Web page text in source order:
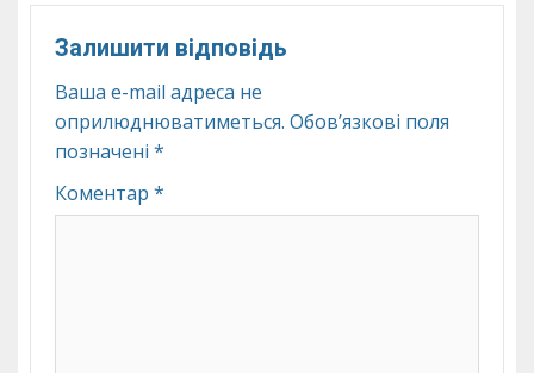
Залишити відповідь
Ваша e-mail адреса не
оприлюднюватиметься. Обов’язкові поля
позначені *
Коментар *